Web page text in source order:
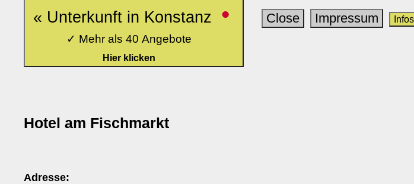
« Unterkunft in Konstanz •
✓ Mehr als 40 Angebote
Hier klicken
Close Impressum
Hotel am Fischmarkt
Adresse: